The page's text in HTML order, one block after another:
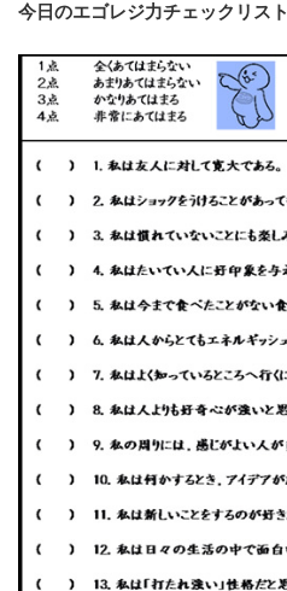
今日のエゴレジ力チェックリスト